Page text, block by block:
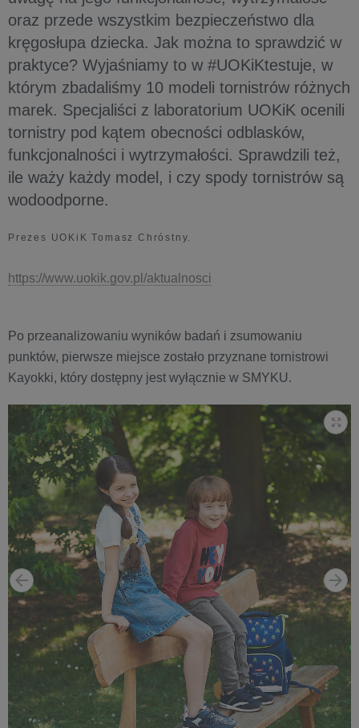
oraz przede wszystkim bezpieczeństwo dla
kręgosłupa dziecka. Jak można to sprawdzić w
praktyce? Wyjaśniamy to w #UOKiKtestuje, w
którym zbadaliśmy 10 modeli tornistrów różnych
marek. Specjaliści z laboratorium UOKiK ocenili
tornistry pod kątem obecności odblasków,
funkcjonalności i wytrzymałości. Sprawdzili też,
ile waży każdy model, i czy spody tornistrów są
wodoodporne.
Prezes UOKiK Tomasz Chróstny.
https://www.uokik.gov.pl/aktualnosci
Po przeanalizowaniu wyników badań i zsumowaniu
punktów, pierwsze miejsce zostało przyznane tornistrowi
Kayokki, który dostępny jest wyłącznie w SMYKU.